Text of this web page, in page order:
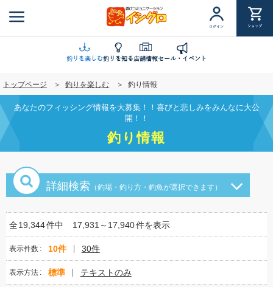
ン
に
移
動
ログイン ショップ
釣りを楽しむ釣りを知る店舗情報セール・イベント
トップページ 釣りを楽しむ 釣り情報
あなたのフィッシング情報を大募集！！喜びと悲しみをみんなに大公
開！！
釣り情報
詳細検索 （釣場・釣り方・釣魚が選択できます）
全19,344件中 17,931～17,940件を表示
表示件数 10件 30件
表示方法 標準 テキストのみ